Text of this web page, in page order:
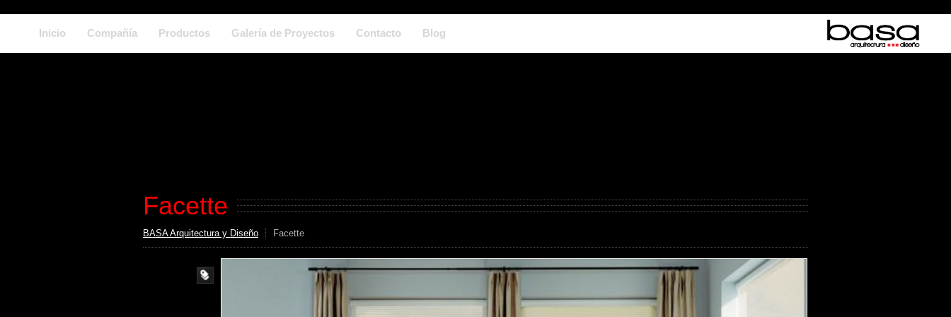
Inicio Compañía Productos Galería de Proyectos Contacto Blog
Facette
BASA Arquitectura y Diseño Facette